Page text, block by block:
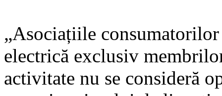
„Asociațiile
electrică exclusiv
activitate nu se consideră